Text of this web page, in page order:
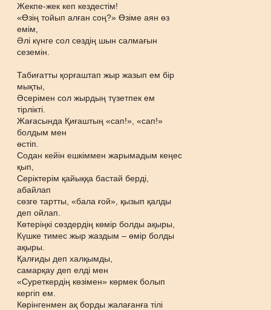
Жекпе-жек кеп кездестім!
«Өзің тойып алған соң?» Өзіме аян өз
емім,
Әлі күнге сол сөздің шын салмағын
сеземін.
Табиғатты қорғаштап жыр жазып ем бір
мықты,
Әсерімен сол жырдың түзетпек ем
тірлікті.
Жағасында Қиғаштың «сап!», «сап!»
болдым мен
өстіп.
Содан кейін ешкіммен жарымадым кеңес
қып,
Серіктерім қайыққа бастай берді,
абайлап
сөзге тартты, «бала ғой», қызып қалды
деп ойлап.
Көтеріңкі сөздердің көмір болды ақыры,
Күшке тимес жыр жаздым – өмір болды
ақыры.
Қалғиды деп халқымды,
самарқау деп елді мен
«Суреткердің көзімен» көрмек болып
кергіп ем.
Көрінгенмен ақ борды жалағанға тілі